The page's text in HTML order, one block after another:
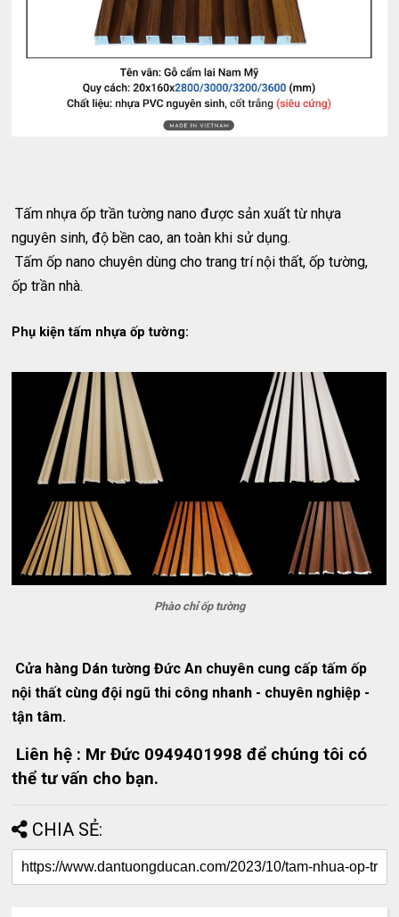
Tấm nhựa ốp trần tường nano được sản xuất từ nhựa
nguyên sinh, độ bền cao, an toàn khi sử dụng.
Tấm ốp nano chuyên dùng cho trang trí nội thất, ốp tường,
ốp trần nhà.
Phụ kiện tấm nhựa ốp tường:
Phào chỉ ốp tường
Cửa hàng Dán tường Đức An chuyên cung cấp tấm ốp
nội thất cùng đội ngũ thi công nhanh - chuyên nghiệp -
tận tâm.
Liên hệ : Mr Đức 0949401998 để chúng tôi có
thể tư vấn cho bạn.
CHIA SẺ: